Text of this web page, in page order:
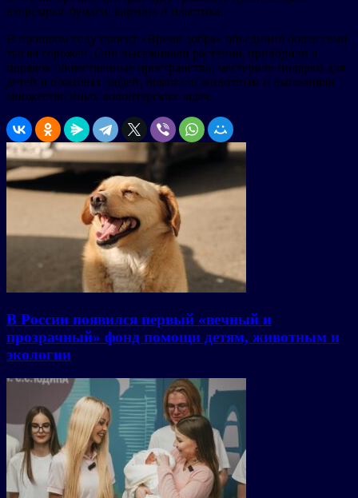
вторсырья: бумаги, картона и пластика.
В прошлом году проект «Время добра» объединил более семи
тысяч горожан. Они высаживали растения, приводили в
порядок общественные пространства, мастерили подарки для
детей и пожилых людей, помогали животным и выполняли
множество иных волонтерских задач.
В России появился первый «вечный и
прозрачный» фонд помощи детям, животным и
экологии